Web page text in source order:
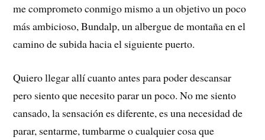
me comprometo conmigo mismo a un objetivo un poco
más ambicioso, Bundalp, un albergue de montaña en el
camino de subida hacia el siguiente puerto.
Quiero llegar allí cuanto antes para poder descansar
pero siento que necesito parar un poco. No me siento
cansado, la sensación es diferente, es una necesidad de
parar, sentarme, tumbarme o cualquier cosa que